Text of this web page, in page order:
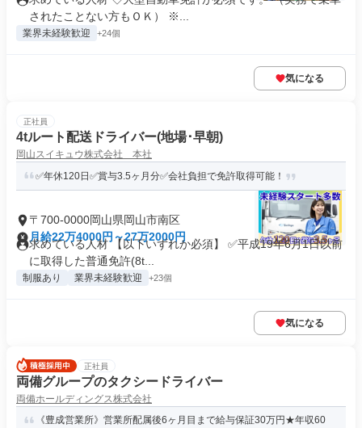
されたことない方もＯＫ） ※...
業界未経験歓迎 +24個
気になる
正社員
4tルート配送ドライバー(地場･早朝)
岡山スイキュウ株式会社 本社
✅年休120日✅賞与3.5ヶ月分✅会社負担で免許取得可能！
〒700-0000岡山県岡山市南区
月給22万4000円～27万2000円
求めている人材 【以下いずれか必須】 ✅平成19年6月1日以前
に取得した普通免許(8t...
制服あり 業界未経験歓迎 +23個
気になる
正社員
両備グループのタクシードライバー
両備ホールディングス株式会社
《豊成営業所》営業所配属後6ヶ月目まで給与保証30万円★年収60